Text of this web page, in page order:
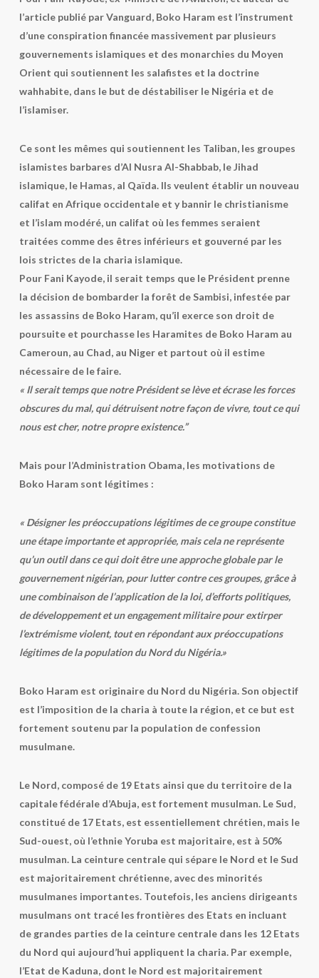
l’article publié par Vanguard, Boko Haram est l’instrument
d’une conspiration financée massivement par plusieurs
gouvernements islamiques et des monarchies du Moyen
Orient qui soutiennent les salafistes et la doctrine
wahhabite, dans le but de déstabiliser le Nigéria et de
l’islamiser.
Ce sont les mêmes qui soutiennent les Taliban, les groupes
islamistes barbares d’Al Nusra Al-Shabbab, le Jihad
islamique, le Hamas, al Qaïda. Ils veulent établir un nouveau
califat en Afrique occidentale et y bannir le christianisme
et l’islam modéré, un califat où les femmes seraient
traitées comme des êtres inférieurs et gouverné par les
lois strictes de la charia islamique.
Pour Fani Kayode, il serait temps que le Président prenne
la décision de bombarder la forêt de Sambisi, infestée par
les assassins de Boko Haram, qu’il exerce son droit de
poursuite et pourchasse les Haramites de Boko Haram au
Cameroun, au Chad, au Niger et partout où il estime
nécessaire de le faire.
« Il serait temps que notre Président se lève et écrase les forces
obscures du mal, qui détruisent notre façon de vivre, tout ce qui
nous est cher, notre propre existence.”
Mais pour l’Administration Obama, les motivations de
Boko Haram sont légitimes :
« Désigner les préoccupations légitimes de ce groupe constitue
une étape importante et appropriée, mais cela ne représente
qu’un outil dans ce qui doit être une approche globale par le
gouvernement nigérian, pour lutter contre ces groupes, grâce à
une combinaison de l’application de la loi, d’efforts politiques,
de développement et un engagement militaire pour extirper
l’extrémisme violent, tout en répondant aux préoccupations
légitimes de la population du Nord du Nigéria.»
Boko Haram est originaire du Nord du Nigéria. Son objectif
est l’imposition de la charia à toute la région, et ce but est
fortement soutenu par la population de confession
musulmane.
Le Nord, composé de 19 Etats ainsi que du territoire de la
capitale fédérale d’Abuja, est fortement musulman. Le Sud,
constitué de 17 Etats, est essentiellement chrétien, mais le
Sud-ouest, où l’ethnie Yoruba est majoritaire, est à 50%
musulman. La ceinture centrale qui sépare le Nord et le Sud
est majoritairement chrétienne, avec des minorités
musulmanes importantes. Toutefois, les anciens dirigeants
musulmans ont tracé les frontières des Etats en incluant
de grandes parties de la ceinture centrale dans les 12 Etats
du Nord qui aujourd’hui appliquent la charia. Par exemple,
l’Etat de Kaduna, dont le Nord est majoritairement